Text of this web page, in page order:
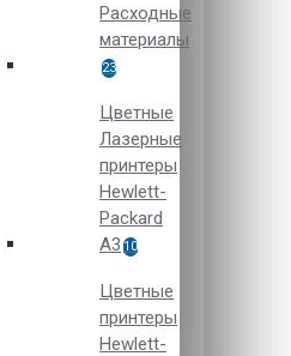
Расходные
материалы
23
Цветные
Лазерные
принтеры
Hewlett-
Packard
A3 10
Цветные
принтеры
Hewlett-